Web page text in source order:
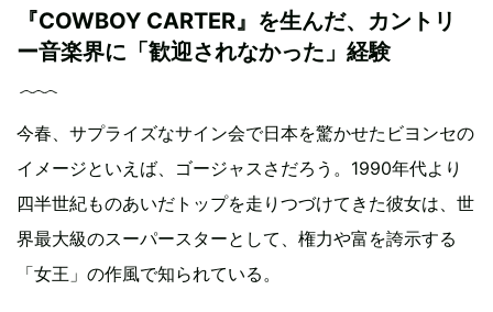
『COWBOY CARTER』を生んだ、カントリ
ー音楽界に「歓迎されなかった」経験
今春、サプライズなサイン会で日本を驚かせたビヨンセの
イメージといえば、ゴージャスさだろう。1990年代より
四半世紀ものあいだトップを走りつづけてきた彼女は、世
界最大級のスーパースターとして、権力や富を誇示する
「女王」の作風で知られている。